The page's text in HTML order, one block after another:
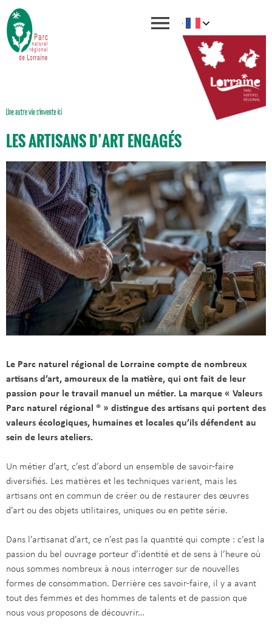
LES ARTISANS D’ART ENGAGÉS
Le Parc naturel régional de Lorraine compte de nombreux
artisans d’art, amoureux de la matière, qui ont fait de leur
passion pour le travail manuel un métier. La marque « Valeurs
Parc naturel régional ® » distingue des artisans qui portent des
valeurs écologiques, humaines et locales qu’ils défendent au
sein de leurs ateliers.
Un métier d’art, c’est d’abord un ensemble de savoir-faire
diversifiés. Les matières et les techniques varient, mais les
artisans ont en commun de créer ou de restaurer des œuvres
d’art ou des objets utilitaires, uniques ou en petite série.
Dans l’artisanat d’art, ce n’est pas la quantité qui compte : c’est la
passion du bel ouvrage porteur d’identité et de sens à l’heure où
nous sommes nombreux à nous interroger sur de nouvelles
formes de consommation. Derrière ces savoir-faire, il y a avant
tout des femmes et des hommes de talents et de passion que
nous vous proposons de découvrir…